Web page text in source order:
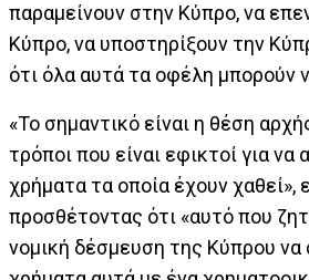
παραμείνουν στην Κύπρο, να
Κύπρο, να υποστηρίξουν την
ότι όλα αυτά τα οφέλη μπορούν
«Το σημαντικό είναι η θέση
τρόποι που είναι εφικτοί για
χρήματα τα οποία έχουν χαθεί»,
προσθέτοντας ότι «αυτό που
νομική δέσμευση της Κύπρου να